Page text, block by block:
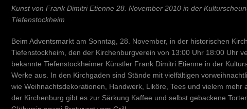
Kunst von Frank Dimitri Etienne 28. November 2010 in der
Tiefenstockheim
Beim Adventsmarkt am Sonntag, 28. November, in der historischen
Tiefenstockheim, den der Kirchenburgverein von 13:00 Uhr 18:00 Uhr
bekannte Tiefenstockheimer Künstler Frank Dimitri Etienne in der
Werke aus. In den Kirchgaden sind Stände mit vielfältigen
wie Weihnachtsdekorationen, Handwerk, Liköre, Tees und vielem mehr
der Kirchenburg gibt es zur Särkung Kaffee und selbst gebackene